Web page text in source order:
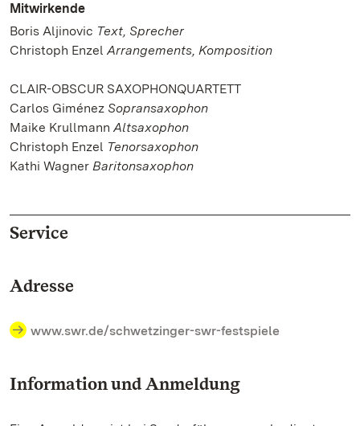
Mitwirkende
Boris Aljinovic Text, Sprecher
Christoph Enzel Arrangements, Komposition
CLAIR-OBSCUR SAXOPHONQUARTETT
Carlos Giménez Sopransaxophon
Maike Krullmann Altsaxophon
Christoph Enzel Tenorsaxophon
Kathi Wagner Baritonsaxophon
Service
Adresse
www.swr.de/schwetzinger-swr-festspiele
Information und Anmeldung